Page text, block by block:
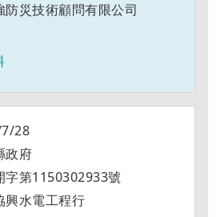
防災技術顧問有限公司
28
政府
字第1150302933號
興水電工程行